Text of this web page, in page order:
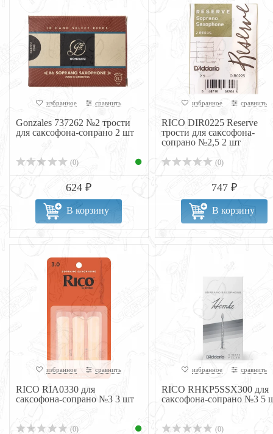
избранное сравнить
Gonzales 737262 №2 трости
для саксофона-сопрано 2 шт
(0)
624 ₽
В корзину
избранное сравнить
RICO DIR0225 Reserve
трости для саксофона-
сопрано №2,5 2 шт
(0)
747 ₽
В корзину
избранное сравнить
RICO RIA0330 для
саксофона-сопрано №3 3 шт
(0)
избранное сравнить
RICO RHKP5SSX300 для
саксофона-сопрано №3 5
(0)